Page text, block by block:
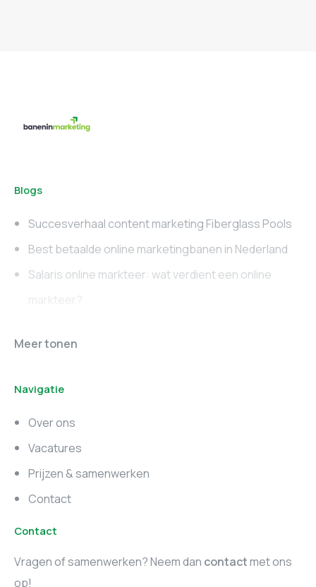
Blogs
Succesverhaal content marketing Fiberglass Pools
Best betaalde online marketingbanen in Nederland
Salaris online markteer: wat verdient een online
markteer?
Online marketing
Marketing vacatures
Zuid-Holland
Marketing vacatures
Utrecht
Meer tonen
Navigatie
Over ons
Vacatures
Prijzen & samenwerken
Contact
Contact
Vragen of samenwerken? Neem dan contactmet ons
op!